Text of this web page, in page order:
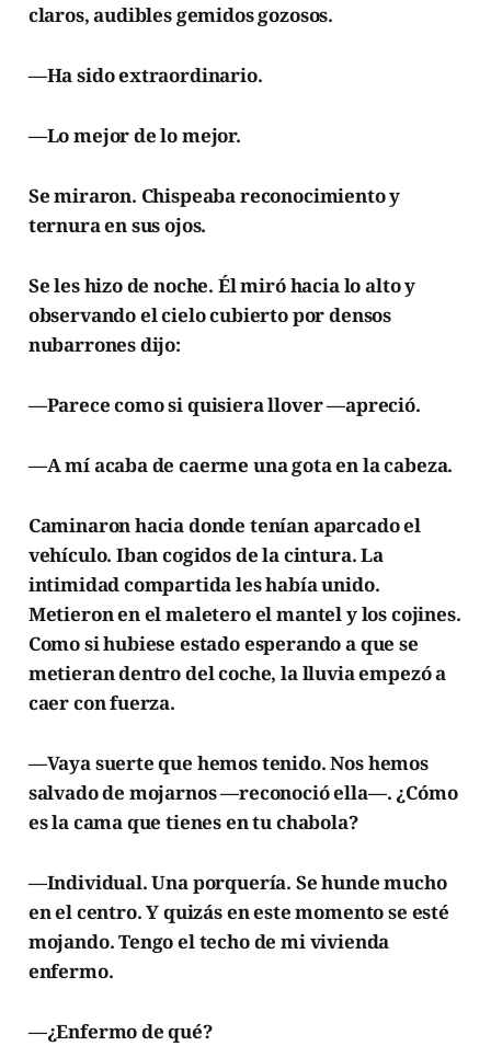
claros, audibles gemidos gozosos.
—Ha sido extraordinario.
—Lo mejor de lo mejor.
Se miraron. Chispeaba reconocimiento y
ternura en sus ojos.
Se les hizo de noche. Él miró hacia lo alto y
observando el cielo cubierto por densos
nubarrones dijo:
—Parece como si quisiera llover —apreció.
—A mí acaba de caerme una gota en la cabeza.
Caminaron hacia donde tenían aparcado el
vehículo. Iban cogidos de la cintura. La
intimidad compartida les había unido.
Metieron en el maletero el mantel y los cojines.
Como si hubiese estado esperando a que se
metieran dentro del coche, la lluvia empezó a
caer con fuerza.
—Vaya suerte que hemos tenido. Nos hemos
salvado de mojarnos —reconoció ella—. ¿Cómo
es la cama que tienes en tu chabola?
—Individual. Una porquería. Se hunde mucho
en el centro. Y quizás en este momento se esté
mojando. Tengo el techo de mi vivienda
enfermo.
—¿Enfermo de qué?